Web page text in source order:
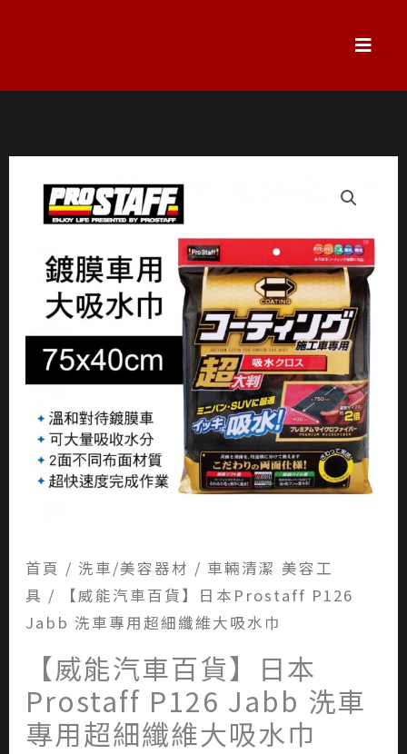
容
首頁 / 洗車/美容器材 / 車輛清潔 美容工
具 / 【威能汽車百貨】日本Prostaff P126
Jabb 洗車專用超細纖維大吸水巾
【威能汽車百貨】日本
Prostaff P126 Jabb 洗車
專用超細纖維大吸水巾